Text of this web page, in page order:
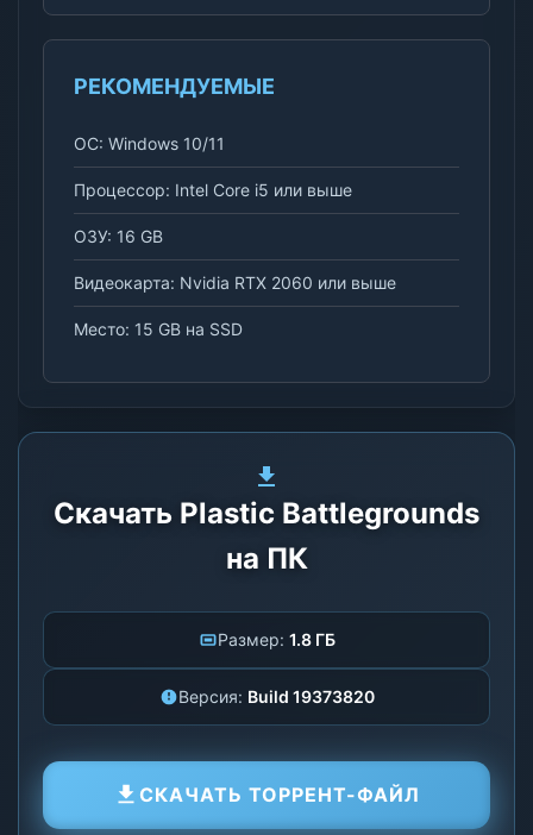
РЕКОМЕНДУЕМЫЕ
ОС: Windows 10/11
Процессор: Intel Core i5 или выше
ОЗУ: 16 GB
Видеокарта: Nvidia RTX 2060 или выше
Место: 15 GB на SSD
Скачать Plastic Battlegrounds
на ПК
Размер: 1.8 ГБ
Версия: Build 19373820
СКАЧАТЬ ТОРРЕНТ-ФАЙЛ